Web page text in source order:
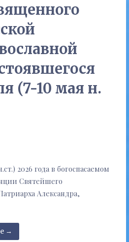
(7-10 мая н.
2026 года в богоспасаемом
Святейшего
Александра,
→